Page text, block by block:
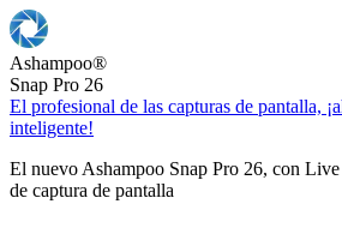
Ashampoo®
Snap Pro 26
El profesional de las capturas de pantalla,
inteligente!
El nuevo Ashampoo Snap Pro 26, con
de captura de pantalla